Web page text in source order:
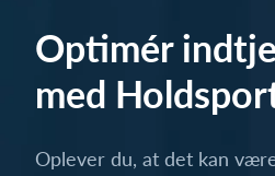
Optimér
med
Oplever du, at det kan